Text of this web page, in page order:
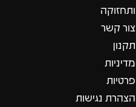
ותחזוקה
צור קשר
תקנון
מדיניות
פרטיות
הצהרת נגישות